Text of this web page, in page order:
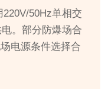
50Hz单相交
。部分防爆场合
电源条件选择合